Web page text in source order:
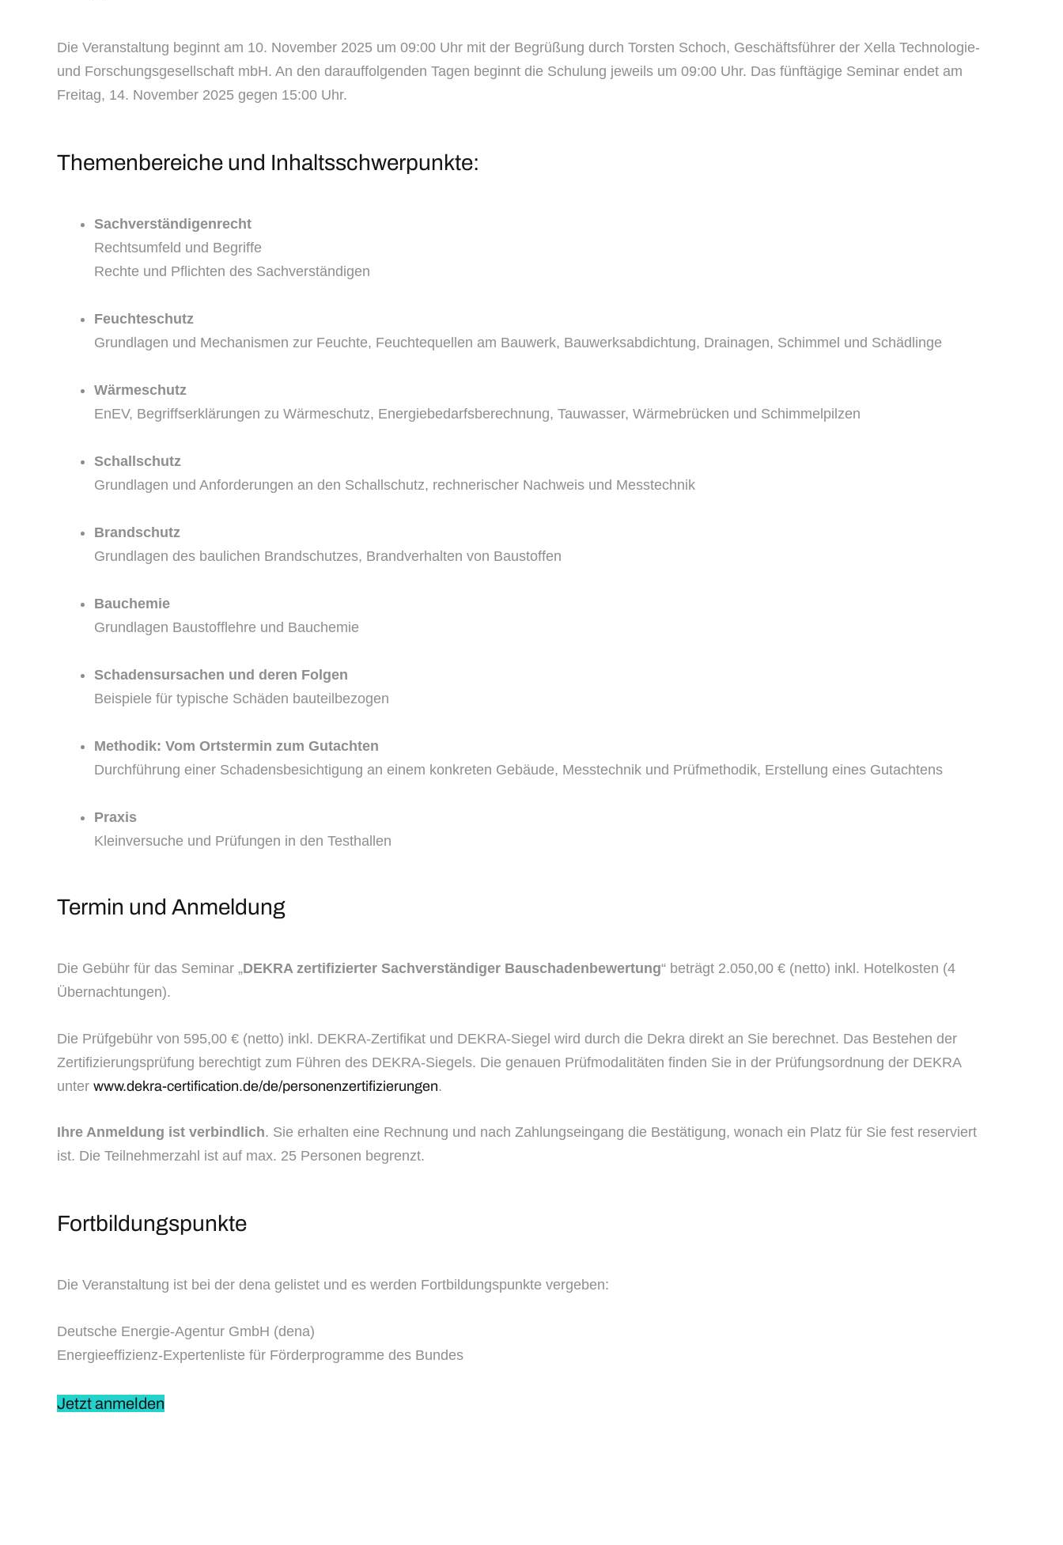
Die Veranstaltung beginnt am 10. November 2025 um 09:00 Uhr mit der Begrüßung durch Torsten Schoch, Geschäftsführer der Xella Technologie-
und Forschungsgesellschaft mbH. An den darauffolgenden Tagen beginnt die Schulung jeweils um 09:00 Uhr. Das fünftägige Seminar endet am
Freitag, 14. November 2025 gegen 15:00 Uhr.
Themenbereiche und Inhaltsschwerpunkte:
Sachverständigenrecht
Rechtsumfeld und Begriffe
Rechte und Pflichten des Sachverständigen
Feuchteschutz
Grundlagen und Mechanismen zur Feuchte, Feuchtequellen am Bauwerk, Bauwerksabdichtung, Drainagen, Schimmel und Schädlinge
Wärmeschutz
EnEV, Begriffserklärungen zu Wärmeschutz, Energiebedarfsberechnung, Tauwasser, Wärmebrücken und Schimmelpilzen
Schallschutz
Grundlagen und Anforderungen an den Schallschutz, rechnerischer Nachweis und Messtechnik
Brandschutz
Grundlagen des baulichen Brandschutzes, Brandverhalten von Baustoffen
Bauchemie
Grundlagen Baustofflehre und Bauchemie
Schadensursachen und deren Folgen
Beispiele für typische Schäden bauteilbezogen
Methodik: Vom Ortstermin zum Gutachten
Durchführung einer Schadensbesichtigung an einem konkreten Gebäude, Messtechnik und Prüfmethodik, Erstellung eines Gutachtens
Praxis
Kleinversuche und Prüfungen in den Testhallen
Termin und Anmeldung
Die Gebühr für das Seminar „DEKRA zertifizierter Sachverständiger Bauschadenbewertung“ beträgt 2.050,00 € (netto) inkl. Hotelkosten (4
Übernachtungen).
Die Prüfgebühr von 595,00 € (netto) inkl. DEKRA-Zertifikat und DEKRA-Siegel wird durch die Dekra direkt an Sie berechnet. Das Bestehen der
Zertifizierungsprüfung berechtigt zum Führen des DEKRA-Siegels. Die genauen Prüfmodalitäten finden Sie in der Prüfungsordnung der DEKRA
unter www.dekra-certification.de/de/personenzertifizierungen.
Ihre Anmeldung ist verbindlich. Sie erhalten eine Rechnung und nach Zahlungseingang die Bestätigung, wonach ein Platz für Sie fest reserviert
ist. Die Teilnehmerzahl ist auf max. 25 Personen begrenzt.
Fortbildungspunkte
Die Veranstaltung ist bei der dena gelistet und es werden Fortbildungspunkte vergeben:
Deutsche Energie-Agentur GmbH (dena)
Energieeffizienz-Expertenliste für Förderprogramme des Bundes
Jetzt anmelden